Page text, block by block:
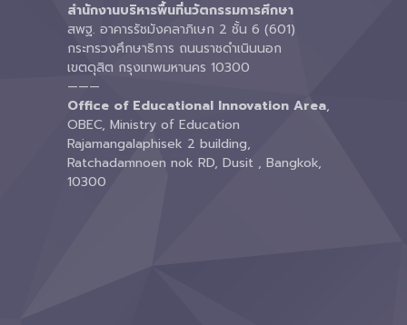
สำนักงานบริหารพื้นที่นวัตกรรมการศึกษา
สพฐ. อาคารรัชมังคลาภิเษก 2 ชั้น 6 (601)
กระทรวงศึกษาธิการ ถนนราชดำเนินนอก
เขตดุสิต กรุงเทพมหานคร 10300
———
Office of Educational Innovation Area,
OBEC, Ministry of Education
Rajamangalaphisek 2 building,
Ratchadamnoen nok RD, Dusit , Bangkok,
10300